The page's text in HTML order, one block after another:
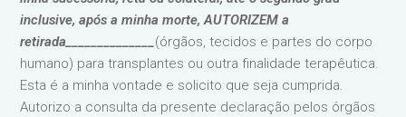
inclusive, após a minha morte, AUTORIZEM a
retirada______________(órgãos, tecidos e partes do corpo
humano) para transplantes ou outra finalidade terapêutica.
Esta é a minha vontade e solicito que seja cumprida.
Autorizo a consulta da presente declaração pelos órgãos